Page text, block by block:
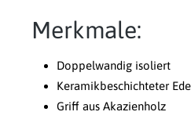
Merkmale:
Doppelwandig isoliert
Keramikbeschichteter
Griff aus Akazienholz